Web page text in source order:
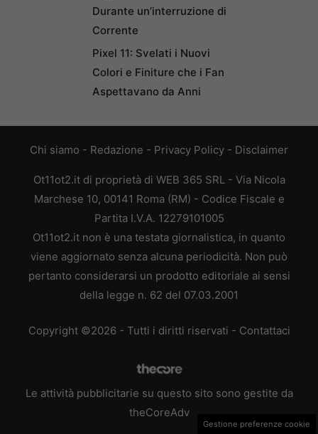
Durante un’interruzione di
Corrente
Pixel 11: Svelati i Nuovi
Colori e Finiture che i Fan
Aspettavano da Anni
Chi siamo - Redazione - Privacy Policy - Disclaimer
Ot11ot2.it di proprietà di WEB 365 SRL - Via Nicola
Marchese 10, 00141 Roma (RM) - Codice Fiscale e
Partita I.V.A. 12279101005
Ot11ot2.it non è una testata giornalistica, in quanto
viene aggiornato senza alcuna periodicità. Non può
pertanto considerarsi un prodotto editoriale ai sensi
della legge n. 62 del 07.03.2001
Copyright ©2026 - Tutti i diritti riservati - Contattaci
Le attività pubblicitarie su questo sito sono gestite da
theCoreAdv
Gestione preferenze cookie